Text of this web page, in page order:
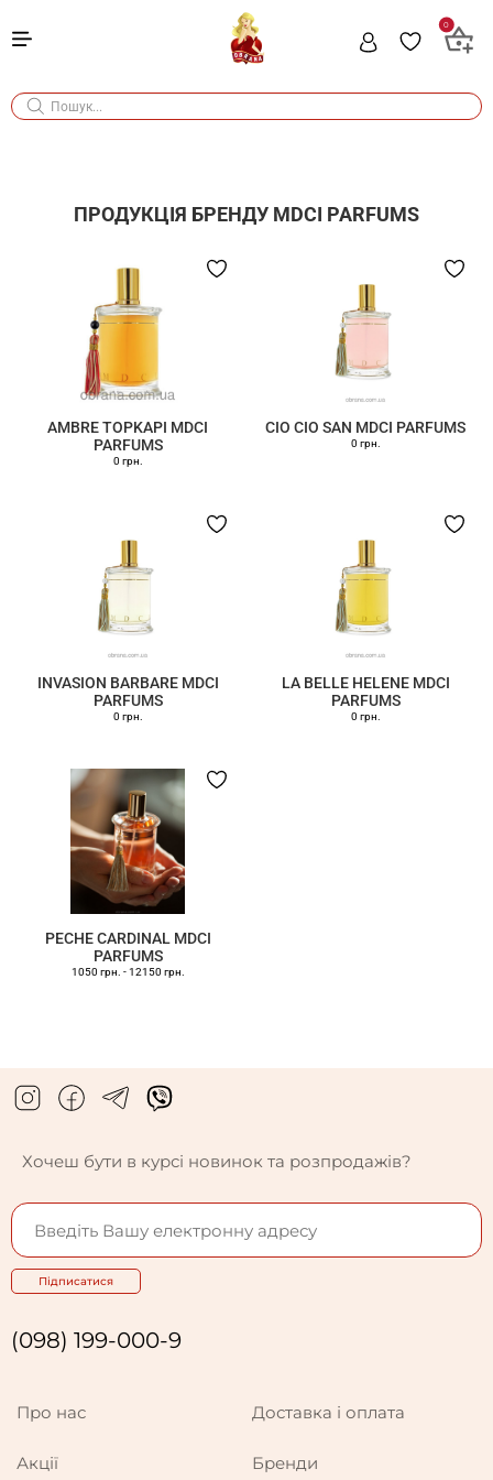
0
ПРОДУКЦІЯ БРЕНДУ MDCI PARFUMS
AMBRE TOPKAPI MDCI
PARFUMS
0 грн.
CIO CIO SAN MDCI PARFUMS
0 грн.
INVASION BARBARE MDCI
PARFUMS
0 грн.
LA BELLE HELENE MDCI
PARFUMS
0 грн.
PECHE CARDINAL MDCI
PARFUMS
1050 грн. -12150 грн.
Хочеш бути в курсі новинок та розпродажів?
Підписатися
(098) 199-000-9
Про нас Доставка і оплата
Акції Бренди